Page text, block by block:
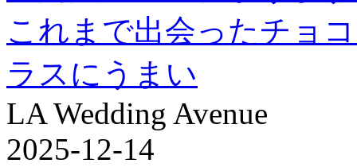
これまで出会ったチョ
ラスにうまい
LA Wedding Avenue
2025-12-14